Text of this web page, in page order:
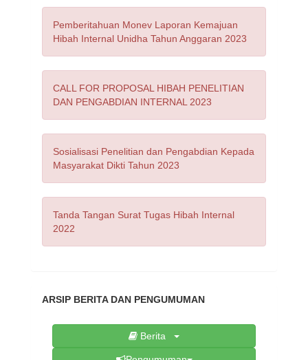
Pemberitahuan Monev Laporan Kemajuan
Hibah Internal Unidha Tahun Anggaran 2023
CALL FOR PROPOSAL HIBAH PENELITIAN
DAN PENGABDIAN INTERNAL 2023
Sosialisasi Penelitian dan Pengabdian Kepada
Masyarakat Dikti Tahun 2023
Tanda Tangan Surat Tugas Hibah Internal
2022
ARSIP BERITA DAN PENGUMUMAN
Berita